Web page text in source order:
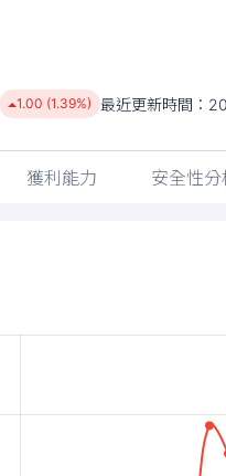
1.00 (1.39%) 最近更新時間：
獲利能力 安全性分